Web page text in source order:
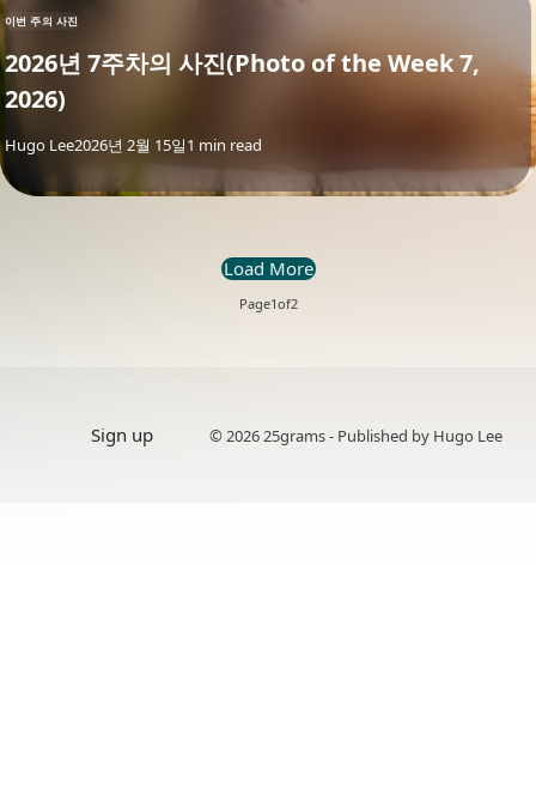
이번 주의 사진
2026년 7주차의 사진(Photo of the Week 7,
2026)
By
Hugo Lee2026년 2월 15일1 min read
Page1of2
Load More
Sign up © 2026 25grams - Published by Hugo Lee